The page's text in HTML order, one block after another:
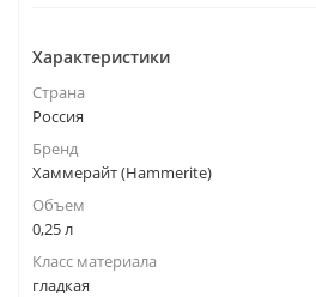
Характеристики
Страна
Россия
Бренд
Хаммерайт (Hammerite)
Объем
0,25 л
Класс материала
гладкая